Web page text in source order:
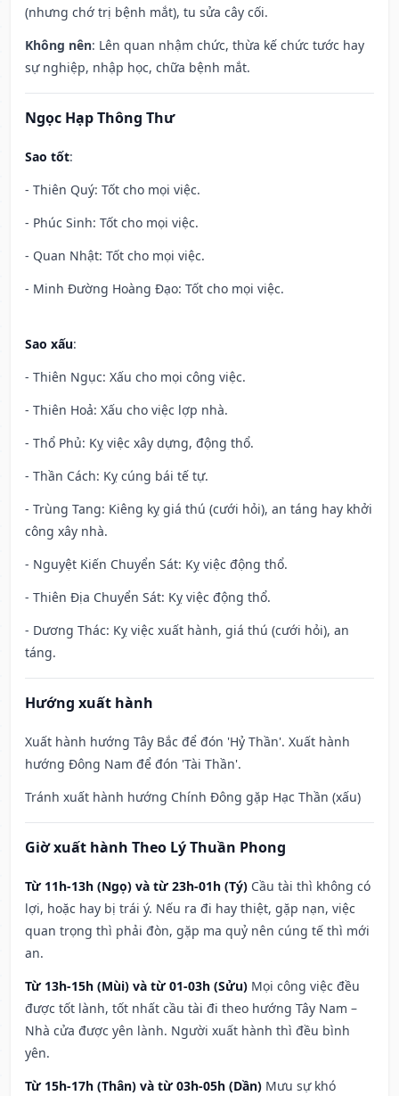
(nhưng chớ trị bệnh mắt), tu sửa cây cối.
Không nên: Lên quan nhậm chức, thừa kế chức tước hay
sự nghiệp, nhập học, chữa bệnh mắt.
Ngọc Hạp Thông Thư
Sao tốt:
- Thiên Quý: Tốt cho mọi việc.
- Phúc Sinh: Tốt cho mọi việc.
- Quan Nhật: Tốt cho mọi việc.
- Minh Đường Hoàng Đạo: Tốt cho mọi việc.
Sao xấu:
- Thiên Ngục: Xấu cho mọi công việc.
- Thiên Hoả: Xấu cho việc lợp nhà.
- Thổ Phủ: Kỵ việc xây dựng, động thổ.
- Thần Cách: Kỵ cúng bái tế tự.
- Trùng Tang: Kiêng kỵ giá thú (cưới hỏi), an táng hay khởi
công xây nhà.
- Nguyệt Kiến Chuyển Sát: Kỵ việc động thổ.
- Thiên Địa Chuyển Sát: Kỵ việc động thổ.
- Dương Thác: Kỵ việc xuất hành, giá thú (cưới hỏi), an
táng.
Hướng xuất hành
Xuất hành hướng Tây Bắc để đón 'Hỷ Thần'. Xuất hành
hướng Đông Nam để đón 'Tài Thần'.
Tránh xuất hành hướng Chính Đông gặp Hạc Thần (xấu)
Giờ xuất hành Theo Lý Thuần Phong
Từ 11h-13h (Ngọ) và từ 23h-01h (Tý) Cầu tài thì không có
lợi, hoặc hay bị trái ý. Nếu ra đi hay thiệt, gặp nạn, việc
quan trọng thì phải đòn, gặp ma quỷ nên cúng tế thì mới
an.
Từ 13h-15h (Mùi) và từ 01-03h (Sửu) Mọi công việc đều
được tốt lành, tốt nhất cầu tài đi theo hướng Tây Nam –
Nhà cửa được yên lành. Người xuất hành thì đều bình
yên.
Từ 15h-17h (Thân) và từ 03h-05h (Dần) Mưu sự khó